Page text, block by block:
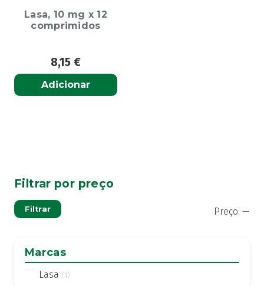
Lasa, 10 mg x 12
comprimidos
8,15 €
Adicionar
Filtrar por preço
Filtrar Preço: —
Marcas
Lasa (1)